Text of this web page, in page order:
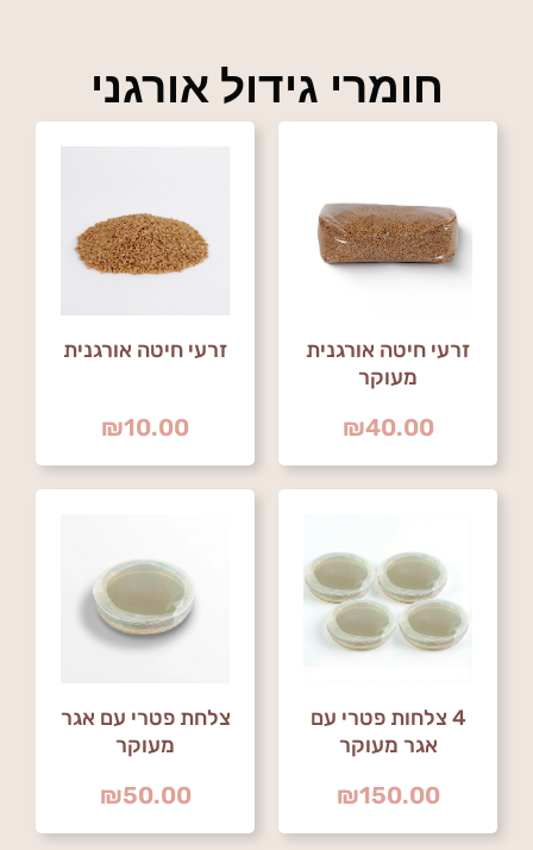
חומרי גידול אורגני
זרעי חיטה אורגנית
מעוקר
₪40.00
זרעי חיטה אורגנית
₪10.00
4 צלחות פטרי עם
אגר מעוקר
₪150.00
צלחת פטרי עם אגר
מעוקר
₪50.00